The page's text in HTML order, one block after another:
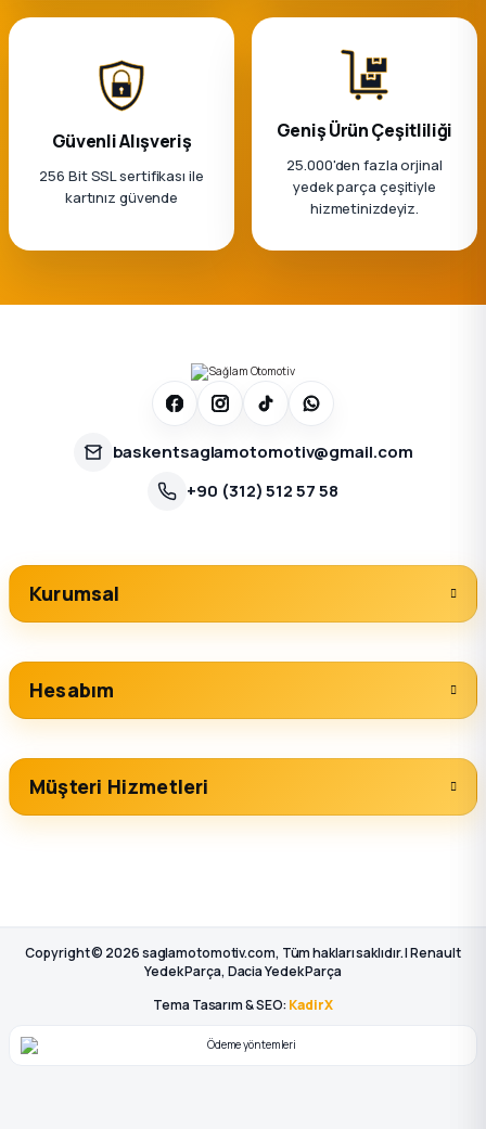
Güvenli Alışveriş
256 Bit SSL sertifikası ile
kartınız güvende
Geniş Ürün Çeşitliliği
25.000'den fazla orjinal
yedek parça çeşitiyle
hizmetinizdeyiz.
baskentsaglamotomotiv@gmail.com
+90 (312) 512 57 58
Kurumsal
Hesabım
Müşteri Hizmetleri
Copyright © 2026 saglamotomotiv.com, Tüm hakları saklıdır. | Renault
Yedek Parça, Dacia Yedek Parça
Tema Tasarım & SEO: KadirX